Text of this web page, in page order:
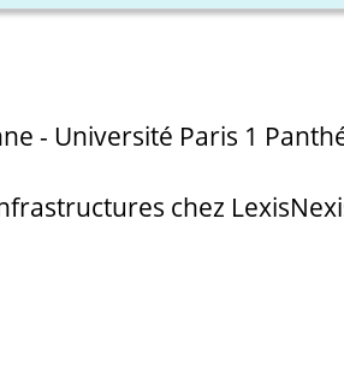
- Université Paris 1
chez